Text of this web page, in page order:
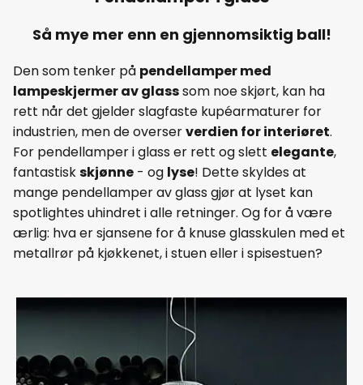
Så mye mer enn en gjennomsiktig ball!
Den som tenker på pendellamper med
lampeskjermer av glasssom noe skjørt, kan ha
rett når det gjelder slagfaste kupéarmaturer for
industrien, men de overserverdien for interiøret.
For pendellamper i glass er rett og slett elegante,
fantastiskskjønne - og lyse! Dette skyldes at
mange pendellamper av glass gjør at lyset kan
spotlightes uhindret i alle retninger. Og for å være
ærlig: hva er sjansene for å knuse glasskulen med et
metallrør på kjøkkenet, i stuen eller i spisestuen?